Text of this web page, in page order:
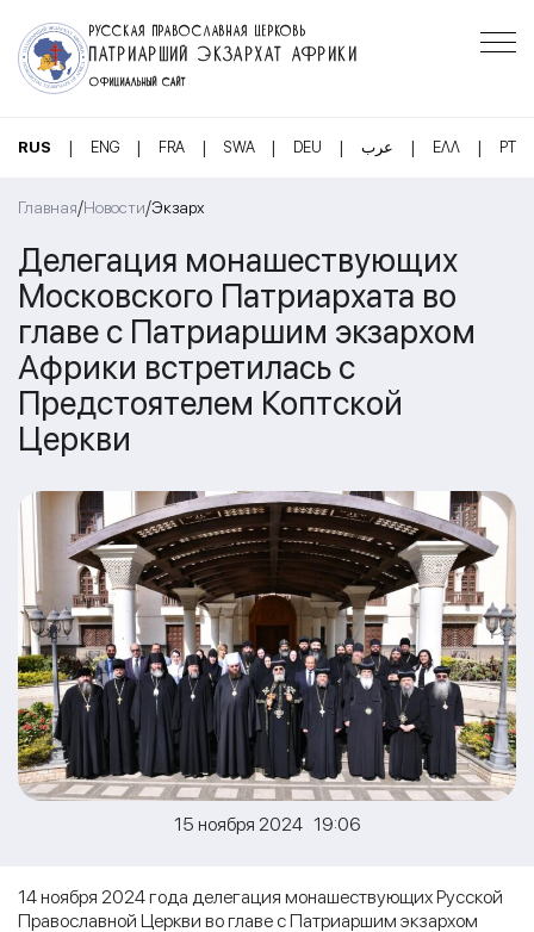
РУССКАЯ ПРАВОСЛАВНАЯ ЦЕРКОВЬ
ПАТРИАРШИЙ ЭКЗАРХАТ АФРИКИ
ОФИЦИАЛЬНЫЙ САЙТ
RUS | ENG | FRA | SWA | DEU | عرب | ΕΛΛ | PT
Главная/Новости/Экзарх
Делегация монашествующих
Московского Патриархата во
главе с Патриаршим экзархом
Африки встретилась с
Предстоятелем Коптской
Церкви
15 ноября 2024 19:06
14 ноября 2024 года делегация монашествующих Русской
Православной Церкви во главе с Патриаршим экзархом